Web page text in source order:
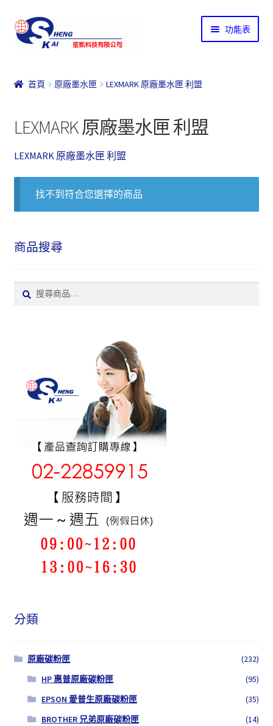
略
過
跳
至
功能表
購物說明
關於我們
首頁 原廠墨水匣 LEXMARK 原廠墨水匣 利盟
LEXMARK 原廠墨水匣 利盟
LEXMARK 原廠墨水匣 利盟
找不到符合您選擇的商品
商品搜尋
分類
原廠碳粉匣
(232)
HP 惠普原廠碳粉匣
(95)
EPSON 愛普生原廠碳粉匣
(35)
BROTHER 兄弟原廠碳粉匣
(14)